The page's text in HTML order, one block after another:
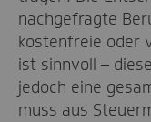
nachgefragte
kostenfreie oder
ist sinnvoll –
jedoch eine
muss aus